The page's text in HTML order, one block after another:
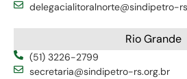
delegacialitoralnorte@sindipetro-
Rio Grande
(51) 3226-2799
secretaria@sindipetro-rs.org.br